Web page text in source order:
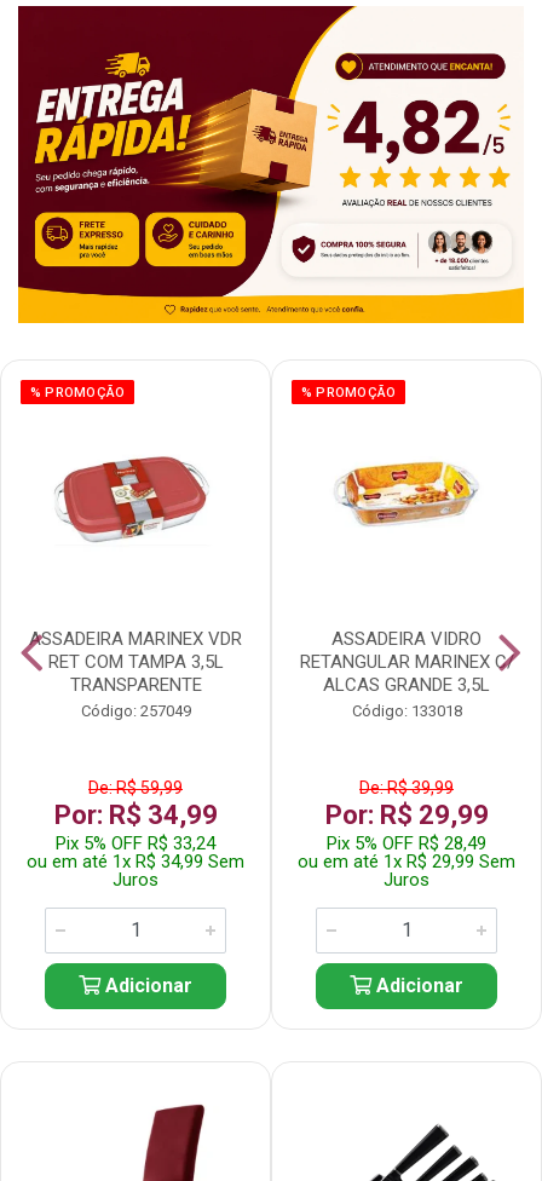
% PROMOÇÃO
ASSADEIRA MARINEX VDR
RET COM TAMPA 3,5L
TRANSPARENTE
Código: 257049
De: R$ 59,99
Por: R$ 34,99
Pix 5% OFF R$ 33,24
ou em até 1x R$ 34,99 Sem
Juros
Adicionar
% PROMOÇÃO
ASSADEIRA VIDRO
RETANGULAR MARINEX C/
ALCAS GRANDE 3,5L
Código: 133018
De: R$ 39,99
Por: R$ 29,99
Pix 5% OFF R$ 28,49
ou em até 1x R$ 29,99 Sem
Juros
Adicionar